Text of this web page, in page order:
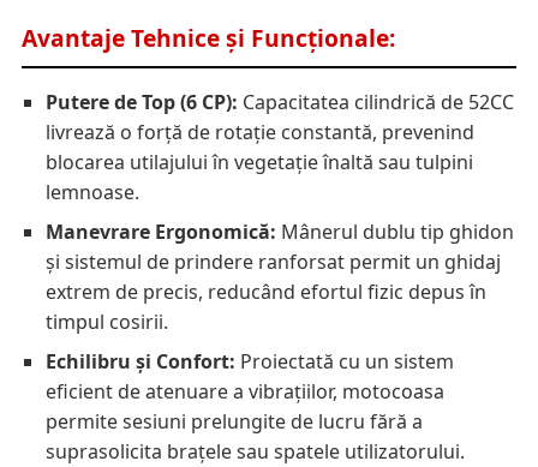
Avantaje Tehnice și Funcționale:
Putere de Top (6 CP): Capacitatea cilindrică de 52CC
livrează o forță de rotație constantă, prevenind
blocarea utilajului în vegetație înaltă sau tulpini
lemnoase.
Manevrare Ergonomică: Mânerul dublu tip ghidon
și sistemul de prindere ranforsat permit un ghidaj
extrem de precis, reducând efortul fizic depus în
timpul cosirii.
Echilibru și Confort: Proiectată cu un sistem
eficient de atenuare a vibrațiilor, motocoasa
permite sesiuni prelungite de lucru fără a
suprasolicita brațele sau spatele utilizatorului.